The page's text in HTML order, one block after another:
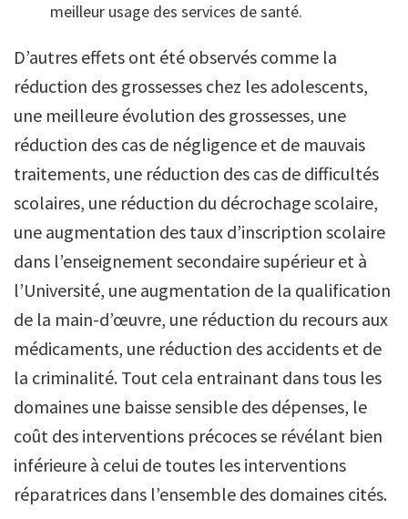
meilleur usage des services de santé.
D’autres effets ont été observés comme la
réduction des grossesses chez les adolescents,
une meilleure évolution des grossesses, une
réduction des cas de négligence et de mauvais
traitements, une réduction des cas de difficultés
scolaires, une réduction du décrochage scolaire,
une augmentation des taux d’inscription scolaire
dans l’enseignement secondaire supérieur et à
l’Université, une augmentation de la qualification
de la main-d’œuvre, une réduction du recours aux
médicaments, une réduction des accidents et de
la criminalité. Tout cela entrainant dans tous les
domaines une baisse sensible des dépenses, le
coût des interventions précoces se révélant bien
inférieure à celui de toutes les interventions
réparatrices dans l’ensemble des domaines cités.